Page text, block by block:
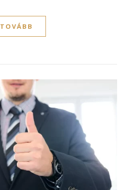
TOVÁBB